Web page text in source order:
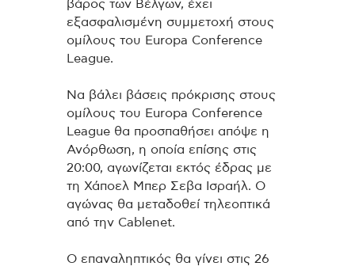
βάρος των Βέλγων, έχει
εξασφαλισμένη συμμετοχή στους
ομίλους του Europa Conference
League.
Να βάλει βάσεις πρόκρισης στους
ομίλους του Europa Conference
League θα προσπαθήσει απόψε η
Ανόρθωση, η οποία επίσης στις
20:00, αγωνίζεται εκτός έδρας με
τη Χάποελ Μπερ Σεβα Ισραήλ. Ο
αγώνας θα μεταδοθεί τηλεοπτικά
από την Cablenet.
Ο επαναληπτικός θα γίνει στις 26